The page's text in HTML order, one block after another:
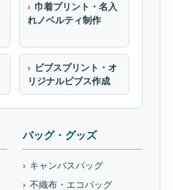
巾着プリント・名入
れノベルティ制作
ビブスプリント・オ
リジナルビブス作成
バッグ・グッズ
キャンバスバッグ
不織布・エコバッグ